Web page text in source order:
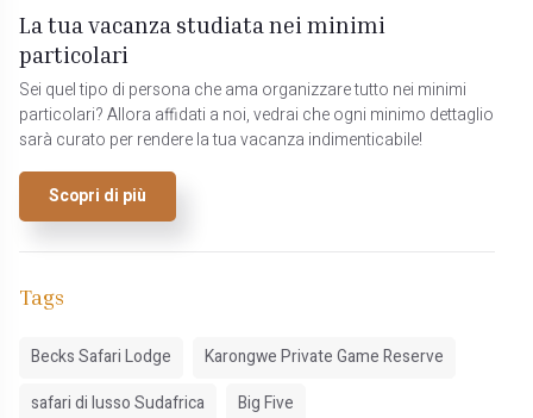
La tua vacanza studiata nei minimi
particolari
Sei quel tipo di persona che ama organizzare tutto nei minimi
particolari? Allora affidati a noi, vedrai che ogni minimo dettaglio
sarà curato per rendere la tua vacanza indimenticabile!
Scopri di più
Tags
Becks Safari Lodge
Karongwe Private Game Reserve
safari di lusso Sudafrica
Big Five